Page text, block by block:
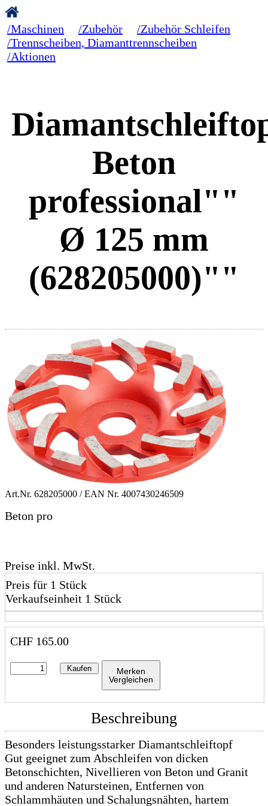
/Maschinen /Zubehör
/Zubehör Schleifen
/Trennscheiben, Diamanttrennscheiben
/Aktionen
Beton
professional""
Ø 125 mm
(628205000)""
Art.Nr. 628205000 / EAN Nr. 4007430246509
Beton pro
Preise inkl. MwSt.
Preis für 1 Stück
Verkaufseinheit 1 Stück
CHF 165.00
Kaufen
Merken
Vergleichen
Beschreibung
Besonders leistungsstarker Diamantschleiftopf
Gut geeignet zum Abschleifen von dicken
Betonschichten, Nivellieren von Beton und Granit
und anderen Natursteinen, Entfernen von
Schlammhäuten und Schalungsnähten, hartem